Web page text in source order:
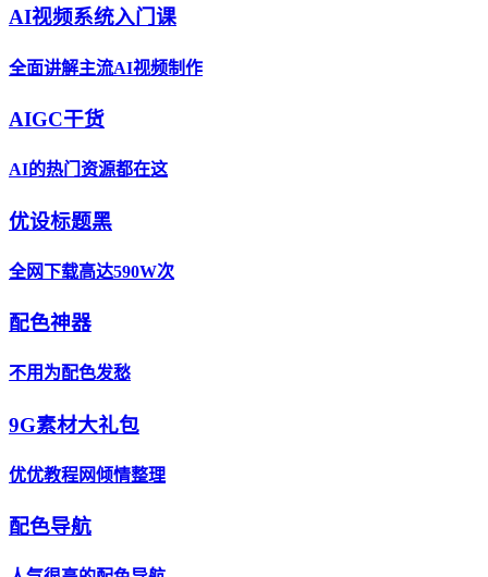
AI视频系统入门课
全面讲解主流AI视频制作
AIGC干货
AI的热门资源都在这
优设标题黑
全网下载高达590W次
配色神器
不用为配色发愁
9G素材大礼包
优优教程网倾情整理
配色导航